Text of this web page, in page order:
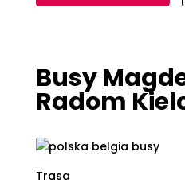
Busy
Radom
Trasa